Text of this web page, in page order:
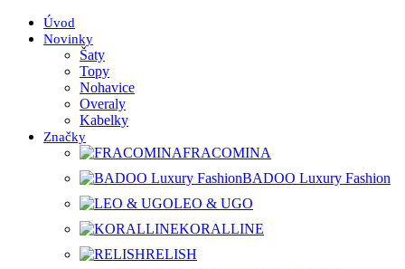
Úvod
Novinky
Šaty
Topy
Nohavice
Overaly
Kabelky
Značky
FRACOMINA
BADOO Luxury Fashion
LEO & UGO
KORALLINE
RELISH